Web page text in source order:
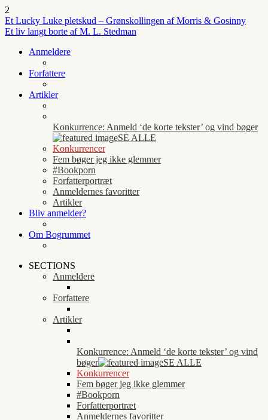
2
Et Lucky Luke pletskud – Grønskollingen af Morris & Gosinny
Et liv langt borte af M. L. Stedman
Anmeldere
Forfattere
Artikler
Konkurrence: Anmeld ‘de korte tekster’ og vind bøger
SE ALLE
Konkurrencer
Fem bøger jeg ikke glemmer
#Bookporn
Forfatterportræt
Anmeldernes favoritter
Artikler
Bliv anmelder?
Om Bogrummet
SECTIONS
Anmeldere
Forfattere
Artikler
Konkurrence: Anmeld ‘de korte tekster’ og vind
bøger
SE ALLE
Konkurrencer
Fem bøger jeg ikke glemmer
#Bookporn
Forfatterportræt
Anmeldernes favoritter